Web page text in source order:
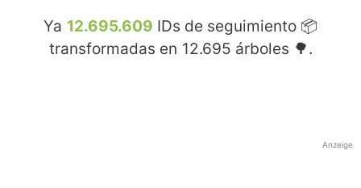
Ya 12.695.609 IDs de seguimiento 📦
transformadas en 12.695 árboles 🌳.
Anzeige